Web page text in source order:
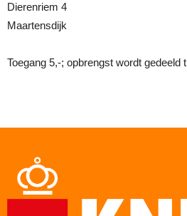
Dierenriem 4
Maartensdijk
Toegang 5,-; opbrengst wordt gedeeld